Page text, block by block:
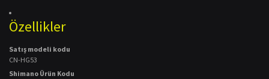
Özellikler
Satış modeli kodu
CN-HG53
Shimano Ürün Kodu